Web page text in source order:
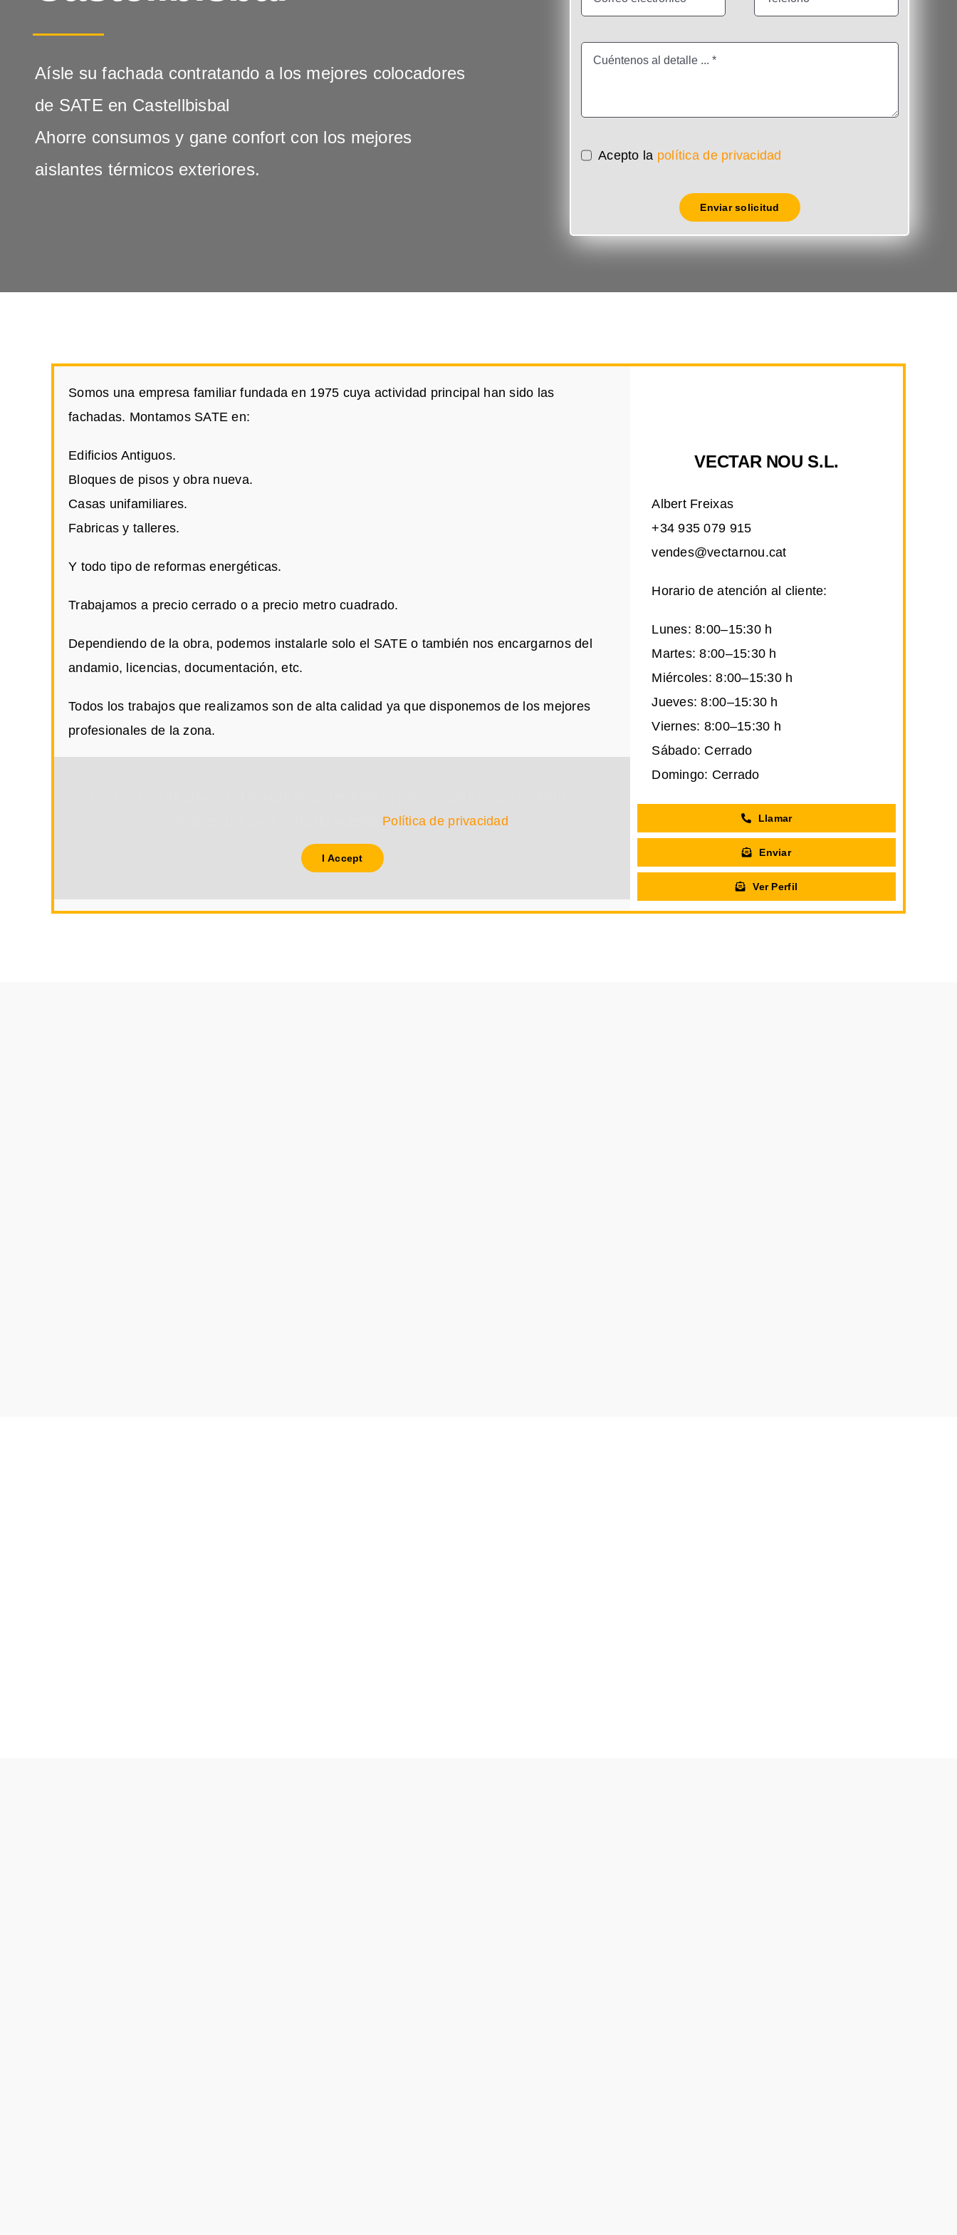
Aísle su fachada contratando a los mejores colocadores
de SATE en Castellbisbal
Ahorre consumos y gane confort con los mejores
aislantes térmicos exteriores.
Acepto la política de privacidad
Enviar solicitud
Somos una empresa familiar fundada en 1975 cuya actividad principal han sido las
fachadas. Montamos SATE en:
Edificios Antiguos.
Bloques de pisos y obra nueva.
Casas unifamiliares.
Fabricas y talleres.
Y todo tipo de reformas energéticas.
Trabajamos a precio cerrado o a precio metro cuadrado.
Dependiendo de la obra, podemos instalarle solo el SATE o también nos encargarnos del
andamio, licencias, documentación, etc.
Todos los trabajos que realizamos son de alta calidad ya que disponemos de los mejores
profesionales de la zona.
Política de privacidad
I Accept
VECTAR NOU S.L.
Albert Freixas
+34 935 079 915
vendes@vectarnou.cat
Horario de atención al cliente:
Lunes: 8:00–15:30 h
Martes: 8:00–15:30 h
Miércoles: 8:00–15:30 h
Jueves: 8:00–15:30 h
Viernes: 8:00–15:30 h
Sábado: Cerrado
Domingo: Cerrado
Llamar
Enviar
Ver Perfil